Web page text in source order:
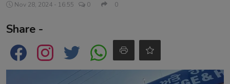
Sponsors
Matrimonial
Event
Nov 28, 2024 - 16:55 0 0
Share -